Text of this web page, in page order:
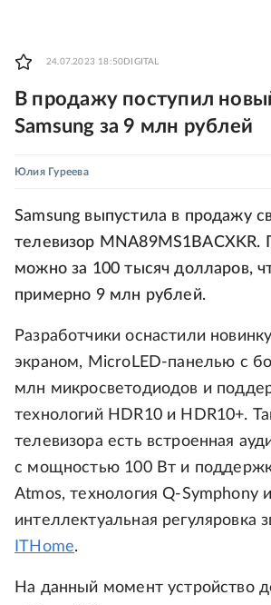
24.07.2023 18:50 DIGITAL
В продажу поступил
Samsung за 9 млн рублей
Юлия Гуреева
Samsung выпустила в продажу
телевизор MNA89MS1BACXKR.
можно за 100 тысяч долларов,
примерно 9 млн рублей.
Разработчики оснастили
экраном, MicroLED-панелью с
млн микросветодиодов и
технологий HDR10 и HDR10+.
телевизора есть встроенная
с мощностью 100 Вт и
Atmos, технология Q-Symphony и
интеллектуальная регуляровка
ITHome.
На данный момент устройство